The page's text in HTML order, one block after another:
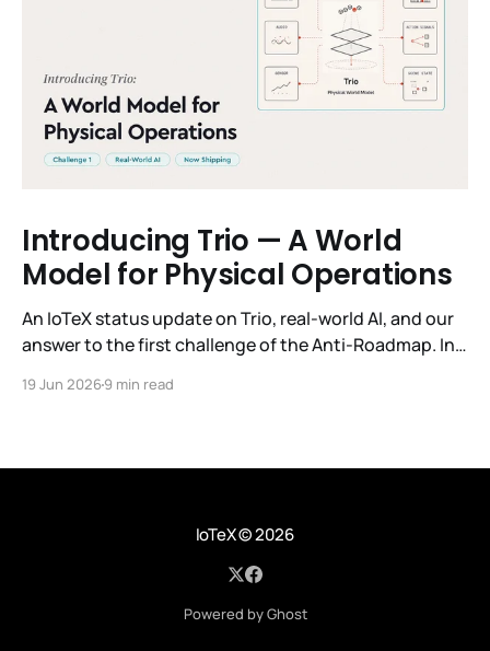
Introducing Trio — A World
Model for Physical Operations
An IoTeX status update on Trio, real-world AI, and our
answer to the first challenge of the Anti-Roadmap. In
three challenges instead of a timeline. Challenge 1 was
19 Jun 20269 min read
IoTeX© 2026
Powered by Ghost